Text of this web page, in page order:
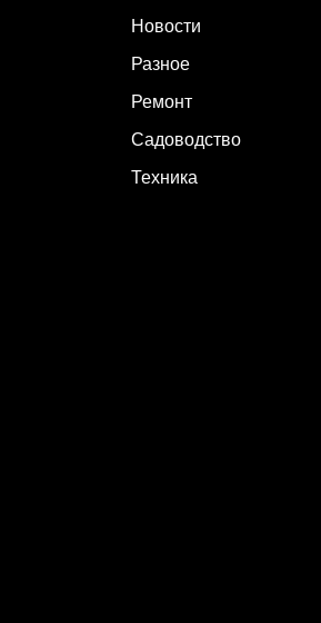
Новости
Разное
Ремонт
Садоводство
Техника